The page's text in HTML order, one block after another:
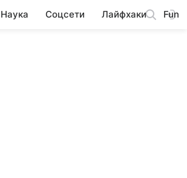
Наука Соцсети Лайфхаки Fun